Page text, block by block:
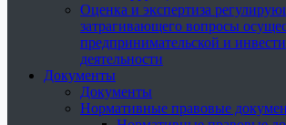
Оценка и экспертиза
затрагивающего вопросы
предпринимательской и
деятельности
Документы
Документы
Нормативные правовые